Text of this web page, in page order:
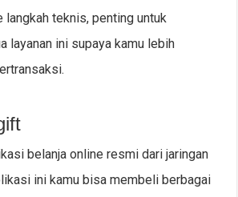
langkah teknis, penting untuk
layanan ini supaya kamu lebih
belanja online resmi dari jaringan
ini kamu bisa membeli berbagai